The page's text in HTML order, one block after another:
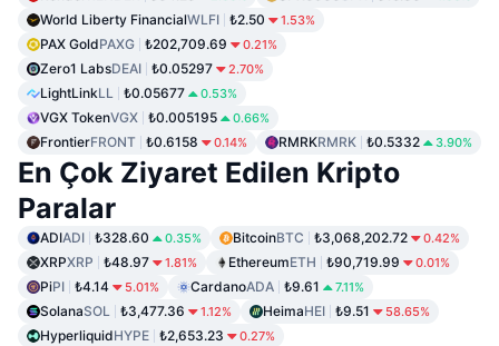
World Liberty FinancialWLFI ₺2.50 1.53%
PAX GoldPAXG ₺202,709.69 0.21%
Zero1 LabsDEAI ₺0.05297 2.70%
LightLinkLL ₺0.05677 0.53%
VGX TokenVGX ₺0.005195 0.66%
FrontierFRONT ₺0.6158 0.14% RMRKRMRK ₺0.5332 3.90%
En Çok Ziyaret Edilen Kripto
Paralar
ADIADI ₺328.60 0.35% BitcoinBTC ₺3,068,202.72 0.42%
XRPXRP ₺48.97 1.81% EthereumETH ₺90,719.99 0.01%
PiPI ₺4.14 5.01% CardanoADA ₺9.61 7.11%
SolanaSOL ₺3,477.36 1.12% HeimaHEI ₺9.51 58.65%
HyperliquidHYPE ₺2,653.23 0.27%